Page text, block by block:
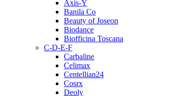
Axis-Y
Banila Co
Beauty of Joseon
Biodance
Biofficina Toscana
C-D-E-F
Carbaline
Celimax
Centellian24
Cosrx
Deoly